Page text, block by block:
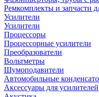
Ремкомплекты и запчасти
Усилители
Усилители
Процессоры
Процессорные усилители
Преобразователи
Вольтметры
Шумоподавители
Автомобильные
Аксессуары для усилителей